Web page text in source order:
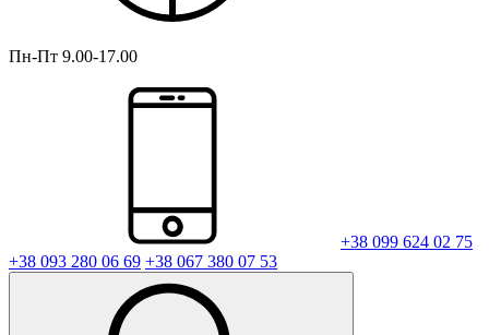
Пн-Пт 9.00-17.00
+38 099 624 02 75
+38 093 280 06 69 +38 067 380 07 53